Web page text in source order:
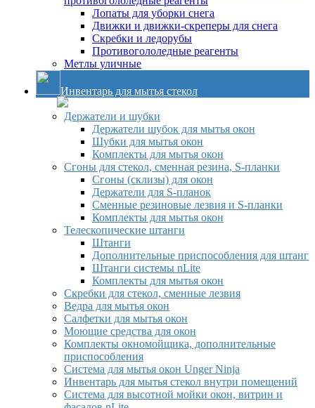
Лопаты для уборки снега
Движки и движки-скреперы для снега
Скребки и ледорубы
Противогололедные реагенты
Метлы уличные
Инвентарь для мытья стекол
Держатели и шубки
Держатели шубок для мытья окон
Шубки для мытья окон
Комплекты для мытья окон
Сгоны для стекол, сменная резина, S-планки
Сгоны (склизы) для окон
Держатели для S-планок
Сменные резиновые лезвия и S-планки
Комплекты для мытья окон
Телескопические штанги
Штанги
Дополнительные приспособления для штанг
Штанги системы nLite
Комплекты для мытья окон
Скребки для стекол, сменные лезвия
Ведра для мытья окон
Салфетки для мытья окон
Моющие средства для окон
Комплекты окномойщика, дополнительные
приспособления
Система для мытья окон Unger Ninja
Инвентарь для мытья стекол внутри помещений
Система для высотной мойки окон, витрин и